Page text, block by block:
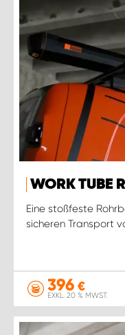
WORK TUBE
Eine stoßfeste
sicheren Transport
396 €
EXKL. 20 % MWST.